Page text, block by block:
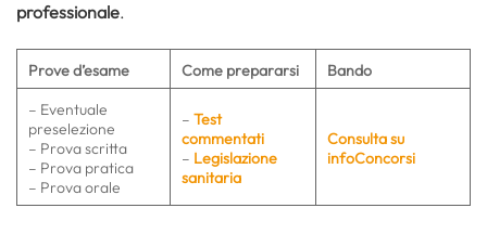
professionale.
Prove d’esame Come prepararsi
Bando
– Eventuale
preselezione
– Prova scritta
– Prova pratica
– Prova orale
– Test
commentati
– Legislazione
sanitaria
Consulta su
infoConcorsi